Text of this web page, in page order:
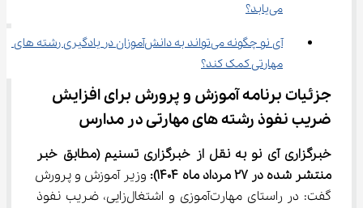
می‌یابد؟
آی نو چگونه می‌تواند به دانش‌آموزان در یادگیری رشته ‌های
مهارتی کمک کند؟
جزئیات برنامه آموزش و پرورش برای افزایش
ضریب نفوذ رشته ‌های مهارتی در مدارس
خبرگزاری آی نو به نقل از خبرگزاری تسنیم (مطابق خبر
منتشر شده در 27 مرداد ماه 1404) : وزیر آموزش و پرورش
گفت: در راستای مهارت‌آموزی و اشتغال‌زایی، ضریب نفوذ